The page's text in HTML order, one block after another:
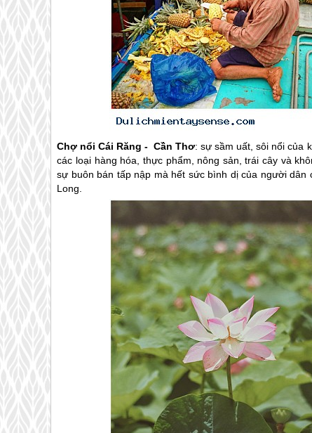
Chợ nổi Cái Răng - Cần Thơ: sự sầm uất, sôi nổi của
các loại hàng hóa, thực phẩm, nông sản, trái cây và
sự buôn bán tấp nập mà hết sức bình dị của người
Long.